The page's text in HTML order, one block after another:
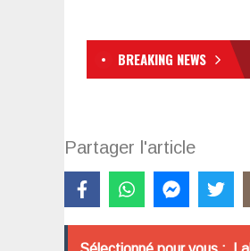
BREAKING NEWS
Partager l'article